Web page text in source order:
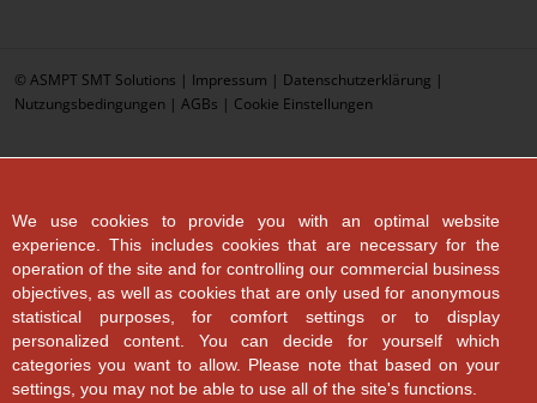
© ASMPT SMT Solutions | Impressum | Datenschutzerklärung |
Nutzungsbedingungen | AGBs | Cookie Einstellungen
We use cookies to provide you with an optimal website
experience. This includes cookies that are necessary for the
operation of the site and for controlling our commercial business
objectives, as well as cookies that are only used for anonymous
statistical purposes, for comfort settings or to display
personalized content. You can decide for yourself which
categories you want to allow. Please note that based on your
settings, you may not be able to use all of the site's functions.